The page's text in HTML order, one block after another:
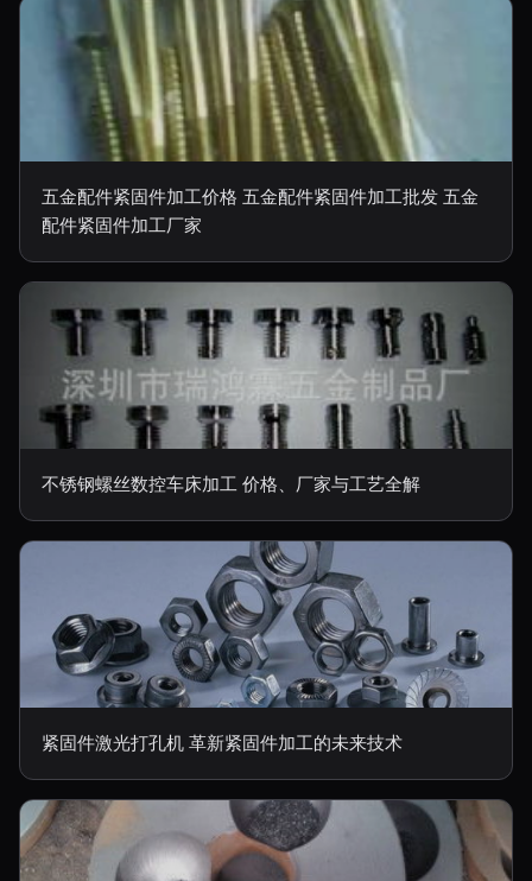
五金配件紧固件加工价格 五金配件紧固件加工批发 五金
配件紧固件加工厂家
不锈钢螺丝数控车床加工 价格、厂家与工艺全解
紧固件激光打孔机 革新紧固件加工的未来技术